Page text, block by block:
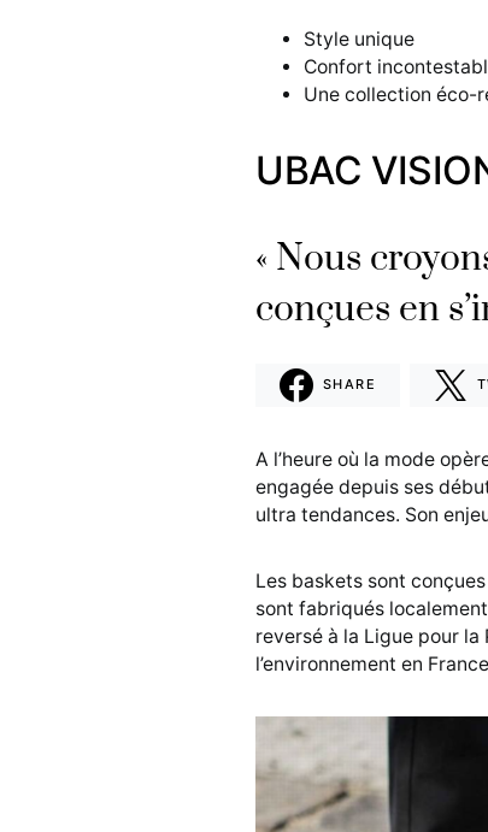
Style unique
Confort
Une collection éco-
UBAC
« Nous
conçues en
SHARE
A l’heure où la mode
engagée depuis ses
ultra tendances. Son
Les baskets sont
sont fabriqués
reversé à la Ligue pour
l’environnement en